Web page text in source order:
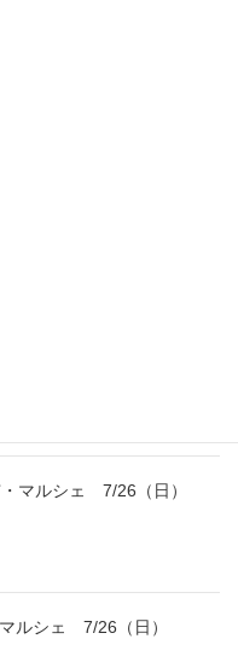
マルシェ 7/26（日）
ルシェ 7/26（日）